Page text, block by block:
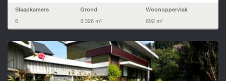
Slaapkamers
6
Grond
3.326 m²
Woonoppervlak
692 m²